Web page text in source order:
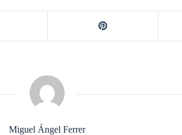
Miguel Ángel Ferrer